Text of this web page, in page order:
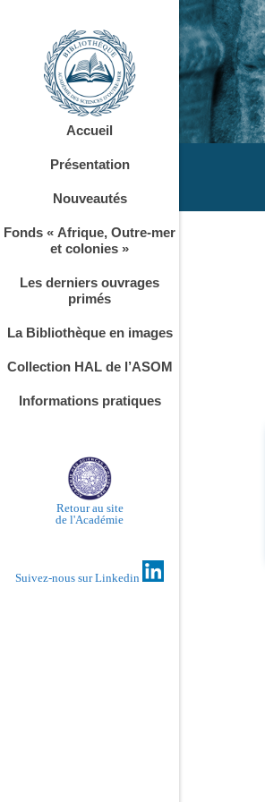
Accueil
Présentation
Nouveautés
Fonds « Afrique, Outre-mer
et colonies »
Les derniers ouvrages
primés
La Bibliothèque en images
Collection HAL de l’ASOM
Informations pratiques
Retour au site
de l'Académie
Suivez-nous sur Linkedin